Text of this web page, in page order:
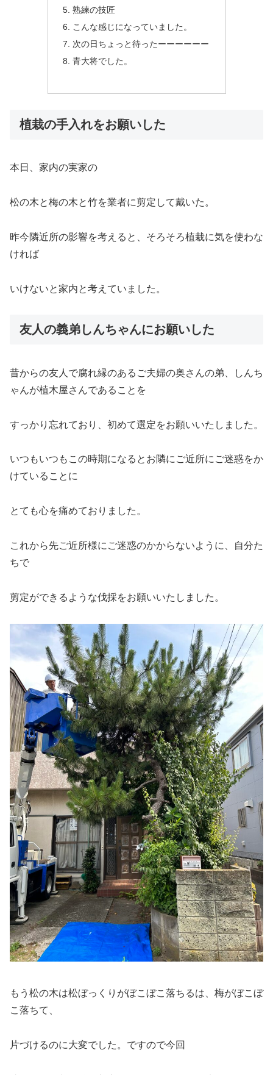
熟練の技匠
こんな感じになっていました。
次の日ちょっと待ったーーーーーー
青大将でした。
植栽の手入れをお願いした
本日、家内の実家の
松の木と梅の木と竹を業者に剪定して戴いた。
昨今隣近所の影響を考えると、そろそろ植栽に気を使わな
ければ
いけないと家内と考えていました。
友人の義弟しんちゃんにお願いした
昔からの友人で腐れ縁のあるご夫婦の奥さんの弟、しんち
ゃんが植木屋さんであることを
すっかり忘れており、初めて選定をお願いいたしました。
いつもいつもこの時期になるとお隣にご近所にご迷惑をか
けていることに
とても心を痛めておりました。
これから先ご近所様にご迷惑のかからないように、自分た
ちで
剪定ができるような伐採をお願いいたしました。
もう松の木は松ぼっくりがぼこぼこ落ちるは、梅がぼこぼ
こ落ちて、
片づけるのに大変でした。ですので今回